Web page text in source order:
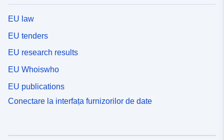
EU law
EU tenders
EU research results
EU Whoiswho
EU publications
Conectare la interfața furnizorilor de date